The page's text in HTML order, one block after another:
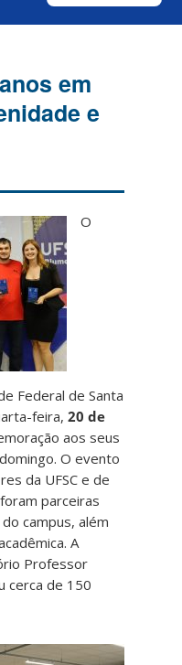
em
e
O
Federal de Santa
feira,20 de
aos seus
O evento
da UFSC e de
parceiras
campus, além
A
Professor
cerca de 150